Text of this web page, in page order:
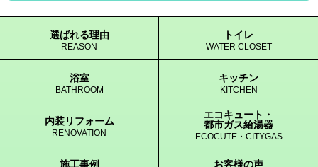
選ばれる理由
REASON
トイレ
WATER CLOSET
浴室
BATHROOM
キッチン
KITCHEN
内装リフォーム
RENOVATION
エコキュート・
都市ガス給湯器
ECOCUTE・CITYGAS
施工事例 お客様の声